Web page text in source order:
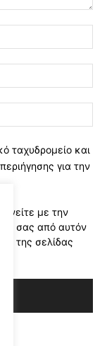
ταχυδρομείο και
για την
με την
σας από αυτόν
της σελίδας